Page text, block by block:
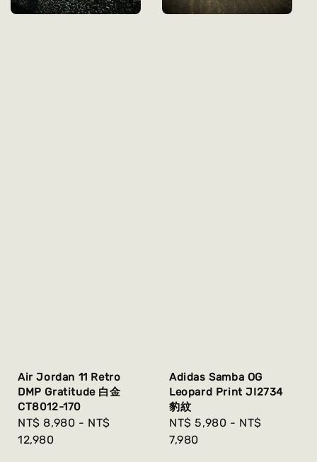
Air Jordan 11 Retro
DMP Gratitude 白金
CT8012-170
Regular
price
NT$ 8,980 - NT$
12,980
Adidas Samba OG
Leopard Print JI2734
豹紋
Regular
price
NT$ 5,980 - NT$
7,980